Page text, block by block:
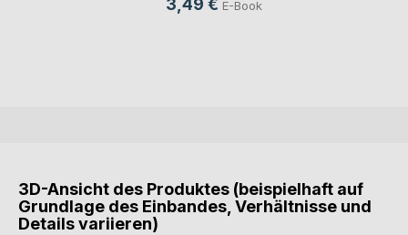
3,49 € E-Book
3D-Ansicht des Produktes (beispielhaft auf
Grundlage des Einbandes, Verhältnisse und
Details variieren)